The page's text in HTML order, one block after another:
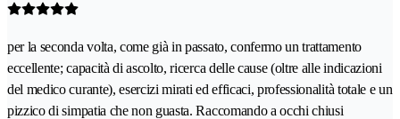
per la seconda volta, come già in passato, confermo un trattamento
eccellente; capacità di ascolto, ricerca delle cause (oltre alle indicazioni
del medico curante), esercizi mirati ed efficaci, professionalità totale e un
pizzico di simpatia che non guasta. Raccomando a occhi chiusi